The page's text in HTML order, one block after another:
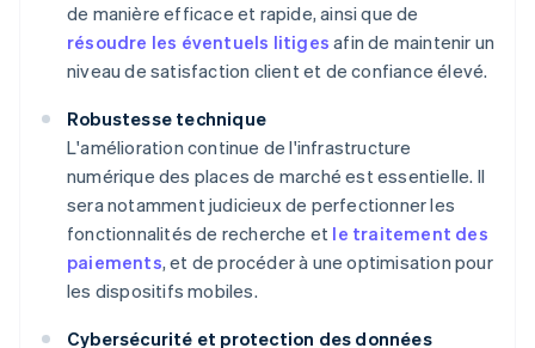
de manière efficace et rapide, ainsi que de
résoudre les éventuels litiges afin de maintenir un
niveau de satisfaction client et de confiance élevé.
Robustesse technique
L'amélioration continue de l'infrastructure
numérique des places de marché est essentielle. Il
sera notamment judicieux de perfectionner les
fonctionnalités de recherche et le traitement des
paiements, et de procéder à une optimisation pour
les dispositifs mobiles.
Cybersécurité et protection des données